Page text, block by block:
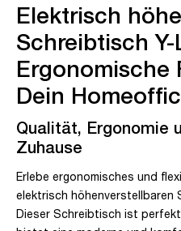
Elektrisch
Schreibtisch Y-
Dein
Qualität, Ergonomie
Zuhause
Erlebe ergonomisches und
elektrisch höhenverstellbaren
Dieser Schreibtisch ist